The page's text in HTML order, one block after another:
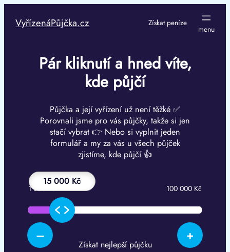
obsah
VyřízenáPůjčka.cz Získat peníze
Pár kliknutí a hned víte,
kde půjčí
Půjčka a její vyřízení už není těžké ✅
Porovnali jsme pro vás půjčky, takže si jen
stačí vybrat 👉 Nebo si vyplnit jeden
formulář a my za vás u všech půjček
zjistíme, kde půjčí 👍
15 000 Kč
– +
1 000 Kč 100 000 Kč
Získat nejlepší půjčku